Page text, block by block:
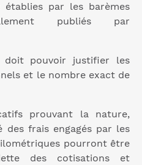
par les barèmes
publiés par
doit pouvoir justifier les
et le nombre exact de
prouvant la nature,
frais engagés par les
pourront être
des cotisations et